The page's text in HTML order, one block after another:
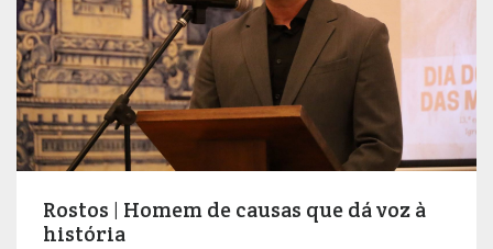
Rostos | Homem de causas que dá voz à
história